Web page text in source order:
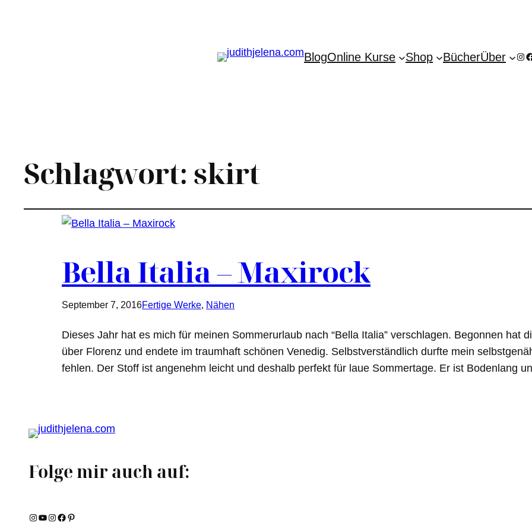
BlogOnline Kurse Shop BücherÜber
Schlagwort: skirt
Bella Italia – Maxirock
September 7, 2016Fertige Werke, Nähen
Dieses Jahr hat es mich für meinen Sommerurlaub nach “Bella Italia” verschlagen. Begonnen hat
über Florenz und endete im traumhaft schönen Venedig. Selbstverständlich durfte mein
fehlen. Der Stoff ist angenehm leicht und deshalb perfekt für laue Sommertage. Er ist Bodenlang
Folge mir auch auf:
Instagram YouTube Instagram Facebook Pinterest